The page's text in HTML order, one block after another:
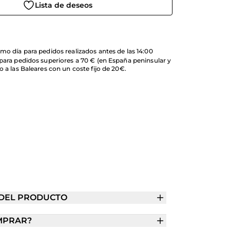
Lista de deseos
día para pedidos realizados antes de las 14:00
pedidos superiores a 70 € (en España peninsular y
a las Baleares con un coste fijo de 20€.
PRODUCTO